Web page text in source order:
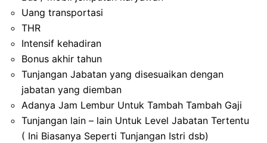
Uang transportasi
THR
Intensif kehadiran
Bonus akhir tahun
Tunjangan Jabatan yang disesuaikan dengan
jabatan yang diemban
Adanya Jam Lembur Untuk Tambah Tambah Gaji
Tunjangan lain – lain Untuk Level Jabatan Tertentu
( Ini Biasanya Seperti Tunjangan Istri dsb)